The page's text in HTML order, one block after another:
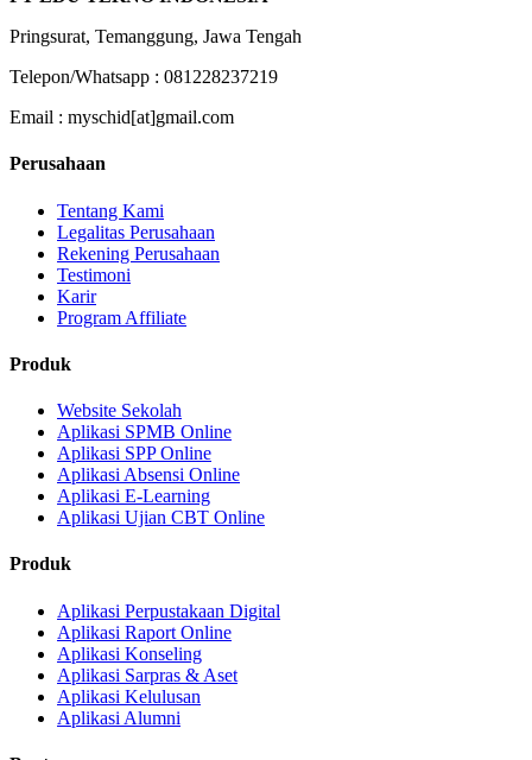
Pringsurat, Temanggung, Jawa Tengah
Telepon/Whatsapp : 081228237219
Email : myschid[at]gmail.com
Perusahaan
Tentang Kami
Legalitas Perusahaan
Rekening Perusahaan
Testimoni
Karir
Program Affiliate
Produk
Website Sekolah
Aplikasi SPMB Online
Aplikasi SPP Online
Aplikasi Absensi Online
Aplikasi E-Learning
Aplikasi Ujian CBT Online
Produk
Aplikasi Perpustakaan Digital
Aplikasi Raport Online
Aplikasi Konseling
Aplikasi Sarpras & Aset
Aplikasi Kelulusan
Aplikasi Alumni